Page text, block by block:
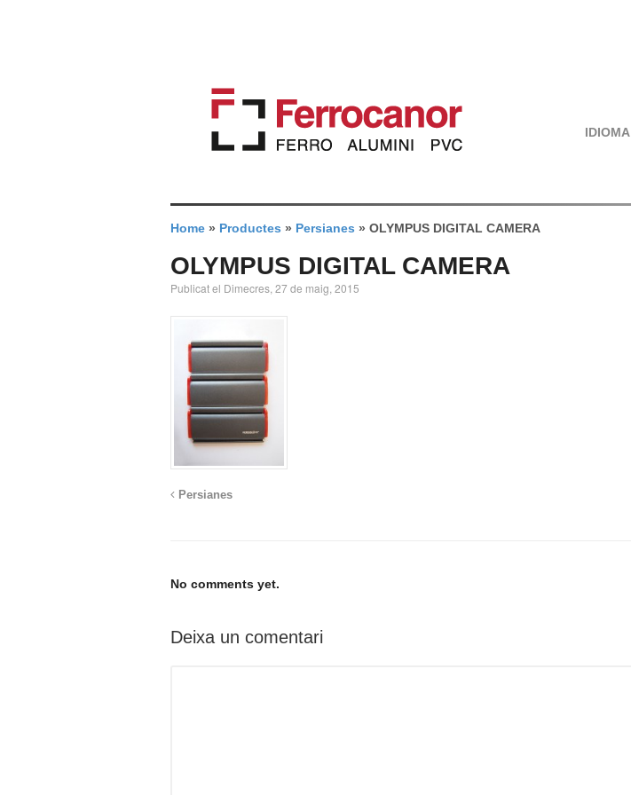
IDIOMA
Home » Productes » Persianes » OLYMPUS DIGITAL CAMERA
OLYMPUS DIGITAL CAMERA
Publicat el Dimecres, 27 de maig, 2015
Persianes
No comments yet.
Deixa un comentari